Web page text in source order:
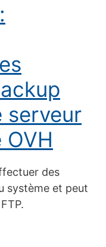
serveur
des
système et peut